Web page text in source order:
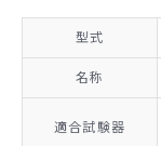
型式
名称
適合試験器